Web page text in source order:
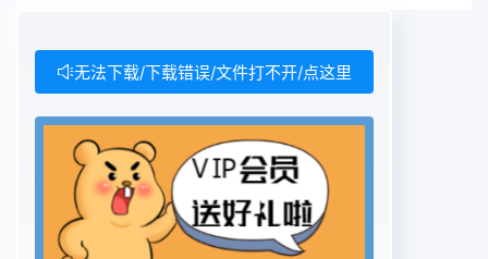
无法下载/下载错误/文件打不开/点这里